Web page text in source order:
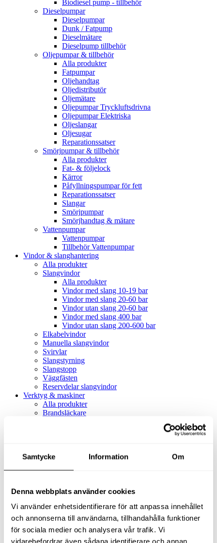
Samtycke Information Om
Denna webbplats använder cookies
Vi använder enhetsidentifierare för att anpassa innehållet
och annonserna till användarna, tillhandahålla funktioner
för sociala medier och analysera vår trafik. Vi
vidarebefordrar även sådana identifierare och annan
Biodiesel pump - tillbehör
Dieselpumpar
Dieselpumpar
Dunk / Fatpump
Dieselmätare
Dieselpump tillbehör
Oljepumpar & tillbehör
Alla produkter
Fatpumpar
Oljehandtag
Oljedistributör
Oljemätare
Oljepumpar Tryckluftsdrivna
Oljepumpar Elektriska
Oljeslangar
Oljesugar
Reparationssatser
Smörjpumpar & tillbehör
Alla produkter
Fat- & följelock
Kärror
Påfyllningspumpar för fett
Reparationssatser
Slangar
Smörjpumpar
Smörjhandtag & mätare
Vattenpumpar
Vattenpumpar
Tillbehör Vattenpumpar
Vindor & slanghantering
Alla produkter
Slangvindor
Alla produkter
Vindor med slang 10-19 bar
Vindor med slang 20-60 bar
Vindor utan slang 20-60 bar
Vindor med slang 400 bar
Vindor utan slang 200-600 bar
Elkabelvindor
Manuella slangvindor
Svirvlar
Slangstyrning
Slangstopp
Väggfästen
Reservdelar slangvindor
Verktyg & maskiner
Alla produkter
Brandsläckare
Alla produkter
Slangfäste
Textil- & Våtdammsugare
Tillbehör Textil- & våtdammsugare
Adaptrar
Dammsugare